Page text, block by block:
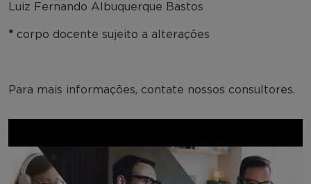
Luiz Fernando Albuquerque Bastos
* corpo docente sujeito a alterações
Para mais informações, contate nossos consultores.